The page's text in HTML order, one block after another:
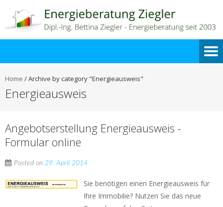
Home /Archive by category "Energieausweis"
Energieausweis
Angebotserstellung Energieausweis -
Formular online
Posted on 29. April 2014
Sie benötigen einen Energieausweis für
Ihre Immobilie? Nutzen Sie das neue